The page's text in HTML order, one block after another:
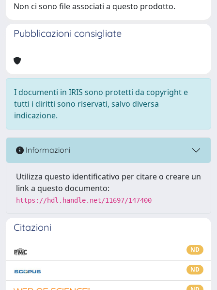
Non ci sono file associati a questo prodotto.
Pubblicazioni consigliate
I documenti in IRIS sono protetti da copyright e
tutti i diritti sono riservati, salvo diversa
indicazione.
Informazioni
Utilizza questo identificativo per citare o creare un
link a questo documento:
https://hdl.handle.net/11697/147400
Citazioni
ND
ND